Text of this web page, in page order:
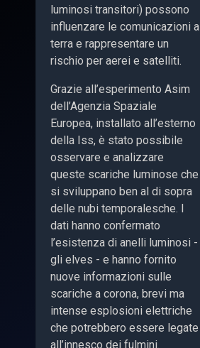
luminosi transitori) possono
influenzare le comunicazioni a
terra e rappresentare un
rischio per aerei e satelliti.
Grazie all’esperimento Asim
dell’Agenzia Spaziale
Europea, installato all’esterno
della Iss, è stato possibile
osservare e analizzare
queste scariche luminose che
si sviluppano ben al di sopra
delle nubi temporalesche. I
dati hanno confermato
l’esistenza di anelli luminosi -
gli elves - e hanno fornito
nuove informazioni sulle
scariche a corona, brevi ma
intense esplosioni elettriche
che potrebbero essere legate
all’innesco dei fulmini.